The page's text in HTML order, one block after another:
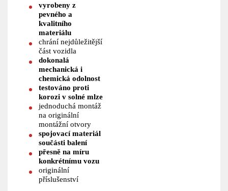
vyrobeny z
pevného a
kvalitního
materiálu
chrání nejdůležitější
část vozidla
dokonalá
mechanická i
chemická odolnost
testováno proti
korozi v solné mlze
jednoduchá montáž
na originální
montážní otvory
spojovací materiál
součásti balení
přesně na míru
konkrétnímu vozu
originální
příslušenství